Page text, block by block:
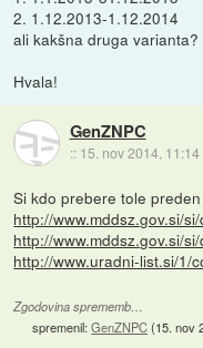
2. 1.12.2013-1.12.2014
ali kakšna druga varianta?
Hvala!
GenZNPC
:: 15. nov 2014, 11:14
Si kdo prebere tole
http://www.mddsz.gov.si/
http://www.mddsz.gov.si/
http://www.uradni-list.si/1/
Zgodovina sprememb…
spremenil:GenZNPC(15. nov